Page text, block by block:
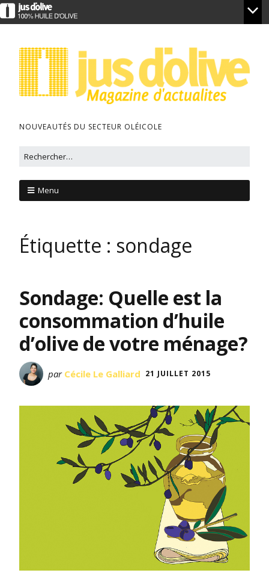
NOUVEAUTÉS DU SECTEUR OLÉICOLE
Menu
Étiquette : sondage
Sondage: Quelle est la
consommation d’huile
d’olive de votre ménage?
par Cécile Le Galliard 21 JUILLET 2015